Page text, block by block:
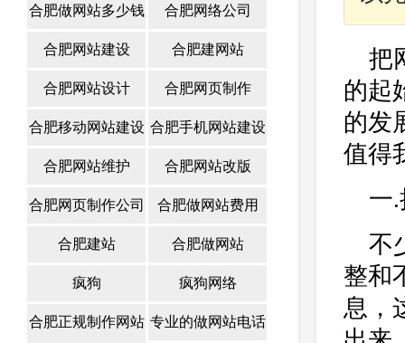
合肥做网站多少钱 合肥网络公司
合肥网站建设 合肥建网站
合肥网站设计 合肥网页制作
合肥移动网站建设 合肥手机网站建设
合肥网站维护 合肥网站改版
合肥网页制作公司 合肥做网站费用
合肥建站 合肥做网站
疯狗 疯狗网络
合肥正规制作网站 专业的做网站电话
把
的起
的发
值得
一
不
整和
息，